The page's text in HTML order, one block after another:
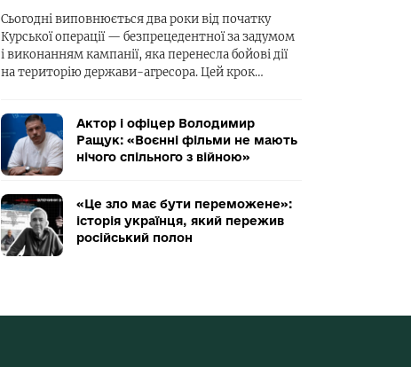
Сьогодні виповнюється два роки від початку
Курської операції — безпрецедентної за задумом
і виконанням кампанії, яка перенесла бойові дії
на територію держави-агресора. Цей крок…
Актор і офіцер Володимир
Ращук: «Воєнні фільми не мають
нічого спільного з війною»
«Це зло має бути переможене»:
історія українця, який пережив
російський полон